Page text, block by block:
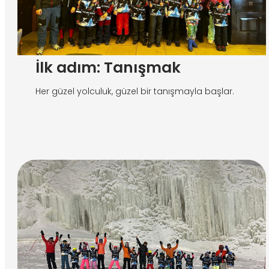
İlk adım: Tanışmak
Her güzel yolculuk, güzel bir tanışmayla başlar.